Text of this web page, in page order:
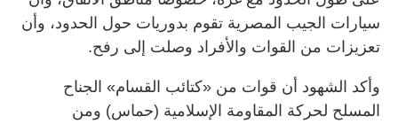
سيارات الجيب المصرية تقوم بدوريات حول الحدود، وأن
تعزيزات من القوات والأفراد وصلت إلى رفح.
وأكد الشهود أن قوات من «كتائب القسام» الجناح
المسلح لحركة المقاومة الإسلامية (حماس) ومن